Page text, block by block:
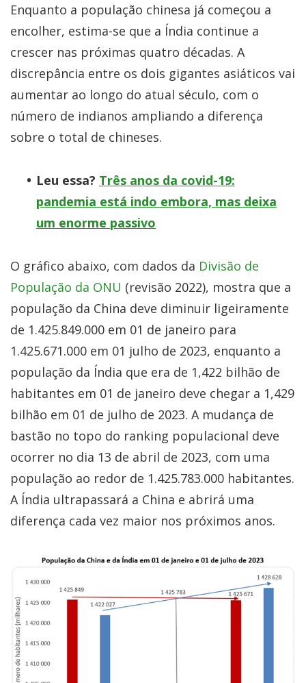
Enquanto a população chinesa já começou a
encolher, estima-se que a Índia continue a
crescer nas próximas quatro décadas. A
discrepância entre os dois gigantes asiáticos vai
aumentar ao longo do atual século, com o
número de indianos ampliando a diferença
sobre o total de chineses.
Leu essa? Três anos da covid-19:
pandemia está indo embora, mas deixa
um enorme passivo
O gráfico abaixo, com dados da Divisão de
População da ONU (revisão 2022), mostra que a
população da China deve diminuir ligeiramente
de 1.425.849.000 em 01 de janeiro para
1.425.671.000 em 01 julho de 2023, enquanto a
população da Índia que era de 1,422 bilhão de
habitantes em 01 de janeiro deve chegar a 1,429
bilhão em 01 de julho de 2023. A mudança de
bastão no topo do ranking populacional deve
ocorrer no dia 13 de abril de 2023, com uma
população ao redor de 1.425.783.000 habitantes.
A Índia ultrapassará a China e abrirá uma
diferença cada vez maior nos próximos anos.